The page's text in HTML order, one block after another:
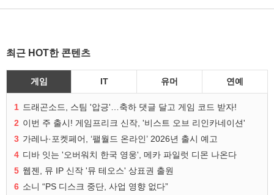
최근 HOT한 콘텐츠
게임 IT 유머 연예
1 드래곤소드, 스팀 '압긍'…축하 댓글 달고 게임 코드 받자!
2 이번 주 출시! 게임프리크 신작, '비스트 오브 리인카네이션'
3 가레나·포켓페어, ‘팰월드 온라인’ 2026년 출시 예고
4 디바 잇는 '오버워치 한국 영웅', 메카 파일럿 디몬 나온다
5 웹젠, 뮤 IP 신작 '뮤 테오스' 상표권 출원
6 소니 “PS 디스크 중단, 사업 영향 없다”